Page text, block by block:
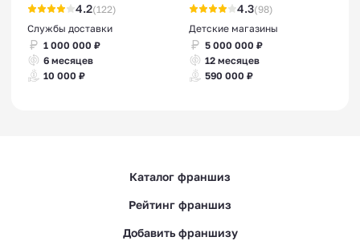
4.2(122)
Службы доставки
1 000 000 ₽
6 месяцев
10 000 ₽
4.3(98)
Детские магазины
5 000 000 ₽
12 месяцев
590 000 ₽
Каталог франшиз
Рейтинг франшиз
Добавить франшизу